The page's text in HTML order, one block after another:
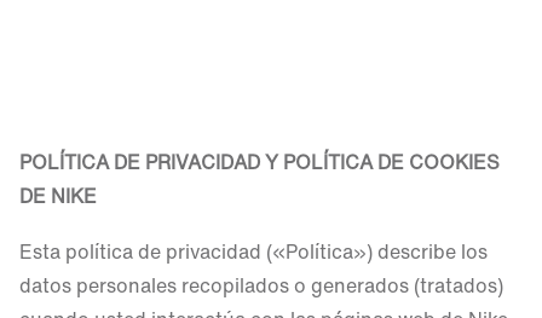
POLÍTICA DE PRIVACIDAD Y POLÍTICA DE COOKIES
DE NIKE
Esta política de privacidad («Política») describe los
datos personales recopilados o generados (tratados)